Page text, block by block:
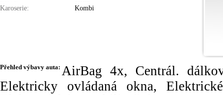
Karoserie:
Kombi
Přehled výbavy auta: AirBag 4x, Centrál.
Elektricky ovládaná okna,